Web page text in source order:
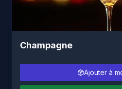
Champagne
Ajouter à